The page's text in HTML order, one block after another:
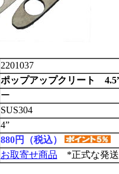
2201037
ポップアップクリート
ー
SUS304
4”
880円（税込）
お取寄せ商品 *正式な発送